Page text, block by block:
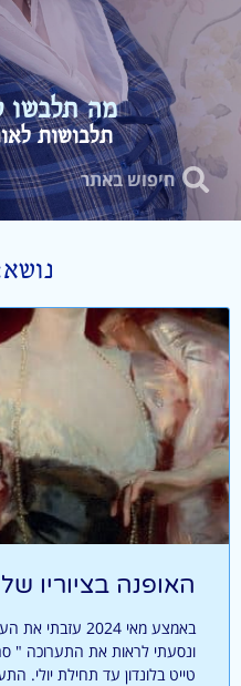
מה תלבשו
תלבושות
האופנה בציוריו
באמצע מאי 2024
ונסעתי לראות את התערוכה "
טייט בלונדון עד תחילת יולי.